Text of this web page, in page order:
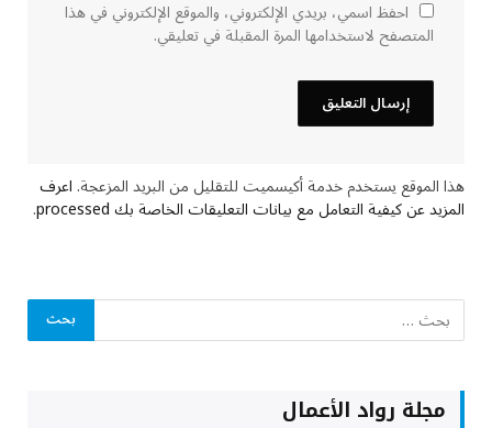
احفظ اسمي، بريدي الإلكتروني، والموقع الإلكتروني في هذا
المتصفح لاستخدامها المرة المقبلة في تعليقي.
هذا الموقع يستخدم خدمة أكيسميت للتقليل من البريد المزعجة.اعرف
المزيد عن كيفية التعامل مع بيانات التعليقات الخاصة بك processed .
مجلة رواد الأعمال